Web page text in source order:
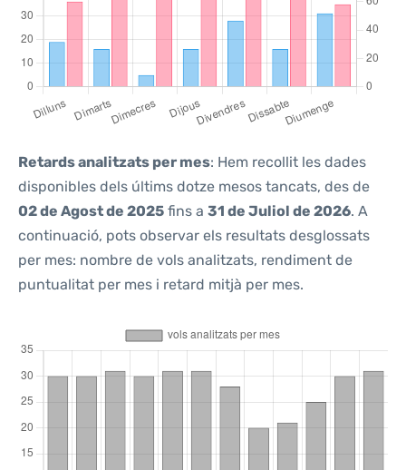
Retards analitzats per mes: Hem recollit les dades
disponibles dels últims dotze mesos tancats, des de
02 de Agost de 2025 fins a 31 de Juliol de 2026. A
continuació, pots observar els resultats desglossats
per mes: nombre de vols analitzats, rendiment de
puntualitat per mes i retard mitjà per mes.